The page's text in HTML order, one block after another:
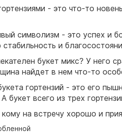
- это что-то
символизм - это успех и
и
букет микс? У него
найдет в нем что-то
гортензий - это его
букет всего из трех
на встречу хорошо и